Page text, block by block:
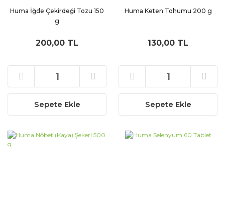
Huma İğde Çekirdeği Tozu 150
g
200,00 TL
Sepete Ekle
Huma Keten Tohumu 200 g
130,00 TL
Sepete Ekle